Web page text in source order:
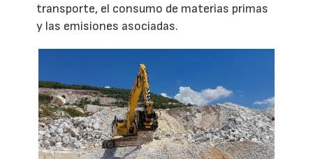
transporte, el consumo de materias primas
y las emisiones asociadas.